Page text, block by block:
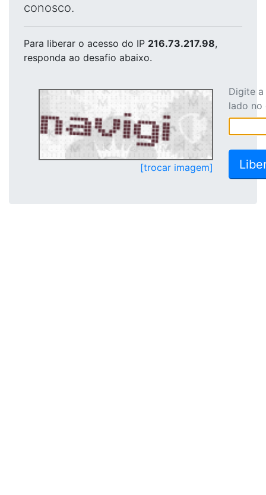
conosco.
Para liberar o acesso do IP 216.73.217.98,
responda ao desafio abaixo.
[trocar imagem]
Digite
lado no